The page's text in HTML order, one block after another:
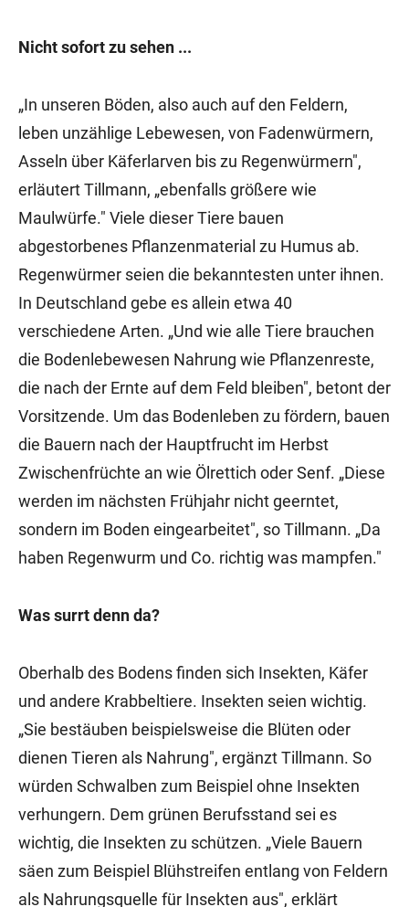
Nicht sofort zu sehen ...
„In unseren Böden, also auch auf den Feldern,
leben unzählige Lebewesen, von Fadenwürmern,
Asseln über Käferlarven bis zu Regenwürmern",
erläutert Tillmann, „ebenfalls größere wie
Maulwürfe." Viele dieser Tiere bauen
abgestorbenes Pflanzenmaterial zu Humus ab.
Regenwürmer seien die bekanntesten unter ihnen.
In Deutschland gebe es allein etwa 40
verschiedene Arten. „Und wie alle Tiere brauchen
die Bodenlebewesen Nahrung wie Pflanzenreste,
die nach der Ernte auf dem Feld bleiben", betont der
Vorsitzende. Um das Bodenleben zu fördern, bauen
die Bauern nach der Hauptfrucht im Herbst
Zwischenfrüchte an wie Ölrettich oder Senf. „Diese
werden im nächsten Frühjahr nicht geerntet,
sondern im Boden eingearbeitet", so Tillmann. „Da
haben Regenwurm und Co. richtig was mampfen."
Was surrt denn da?
Oberhalb des Bodens finden sich Insekten, Käfer
und andere Krabbeltiere. Insekten seien wichtig.
„Sie bestäuben beispielsweise die Blüten oder
dienen Tieren als Nahrung", ergänzt Tillmann. So
würden Schwalben zum Beispiel ohne Insekten
verhungern. Dem grünen Berufsstand sei es
wichtig, die Insekten zu schützen. „Viele Bauern
säen zum Beispiel Blühstreifen entlang von Feldern
als Nahrungsquelle für Insekten aus", erklärt